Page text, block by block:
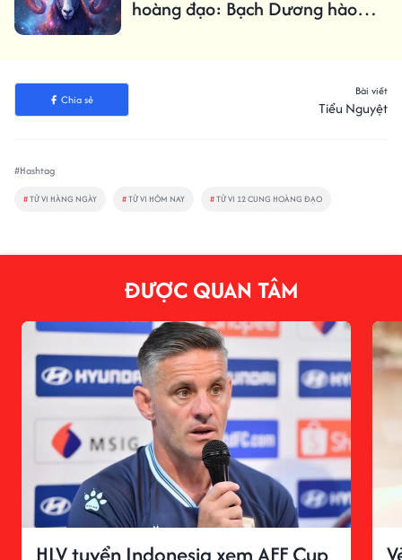
hoàng đạo: Bạch Dương hào
Chia sẻ
Bài viết
Tiểu Nguyệt
#Hashtag
#TỬ VI HÀNG NGÀY #TỬ VI HÔM NAY #TỬ VI 12 CUNG HOÀNG ĐẠO
ĐƯỢC QUAN TÂM